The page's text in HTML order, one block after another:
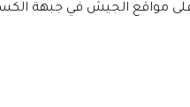
على مواقع الجيش في جبهة